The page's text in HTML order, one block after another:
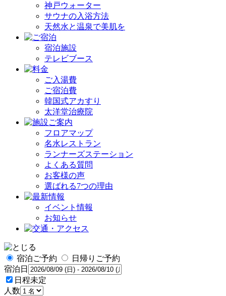
神戸ウォーター
サウナの入浴方法
天然水と温泉で美肌を
宿泊施設
テレビブース
ご入湯費
ご宿泊費
韓国式アカすり
太洋堂治療院
フロアマップ
名水レストラン
ランナーズステーション
よくある質問
お客様の声
選ばれる7つの理由
イベント情報
お知らせ
宿泊ご予約
日帰りご予約
宿泊日
日程未定
人数